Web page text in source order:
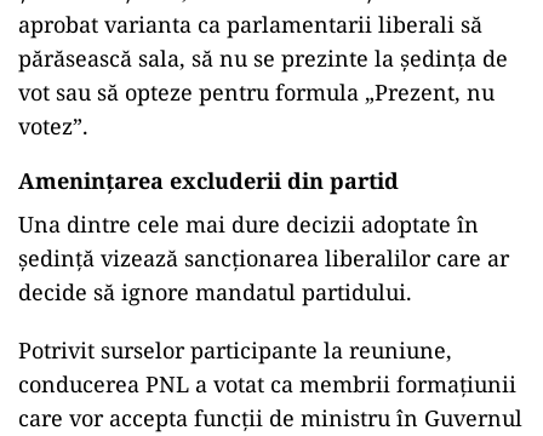
aprobat varianta ca parlamentarii liberali să
părăsească sala, să nu se prezinte la ședința de
vot sau să opteze pentru formula „Prezent, nu
votez”.
Amenințarea excluderii din partid
Una dintre cele mai dure decizii adoptate în
ședință vizează sancționarea liberalilor care ar
decide să ignore mandatul partidului.
Potrivit surselor participante la reuniune,
conducerea PNL a votat ca membrii formațiunii
care vor accepta funcții de ministru în Guvernul